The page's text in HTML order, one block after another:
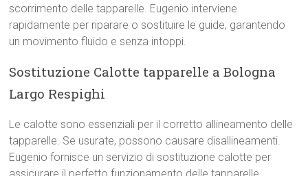
scorrimento delle tapparelle. Eugenio interviene
rapidamente per riparare o sostituire le guide, garantendo
un movimento fluido e senza intoppi.
Sostituzione Calotte tapparelle a Bologna
Largo Respighi
Le calotte sono essenziali per il corretto allineamento delle
tapparelle. Se usurate, possono causare disallineamenti.
Eugenio fornisce un servizio di sostituzione calotte per